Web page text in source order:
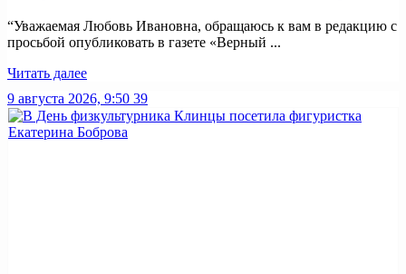
“Уважаемая Любовь Ивановна, обращаюсь к вам в редакцию с
просьбой опубликовать в газете «Верный ...
Читать далее
9 августа 2026, 9:50 39